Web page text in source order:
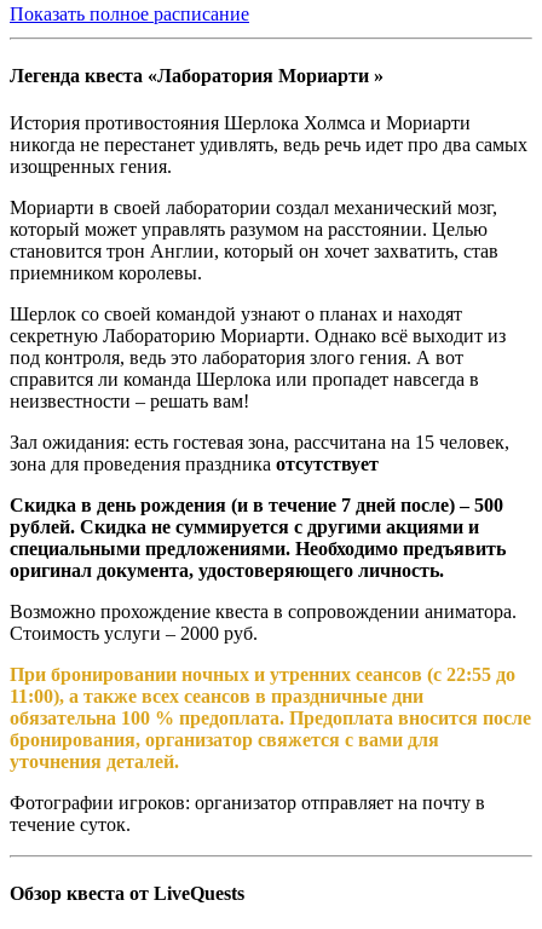
Показать полное расписание
Легенда квеста «Лаборатория Мориарти »
История противостояния Шерлока Холмса и Мориарти
никогда не перестанет удивлять, ведь речь идет про два самых
изощренных гения.
Мориарти в своей лаборатории создал механический мозг,
который может управлять разумом на расстоянии. Целью
становится трон Англии, который он хочет захватить, став
приемником королевы.
Шерлок со своей командой узнают о планах и находят
секретную Лабораторию Мориарти. Однако всё выходит из
под контроля, ведь это лаборатория злого гения. А вот
справится ли команда Шерлока или пропадет навсегда в
неизвестности – решать вам!
Зал ожидания: есть гостевая зона, рассчитана на 15 человек,
зона для проведения праздника отсутствует
Скидка в день рождения (и в течение 7 дней после) – 500
рублей. Скидка не суммируется с другими акциями и
специальными предложениями. Необходимо предъявить
оригинал документа, удостоверяющего личность.
Возможно прохождение квеста в сопровождении аниматора.
Стоимость услуги – 2000 руб.
При бронировании ночных и утренних сеансов (с 22:55 до
11:00), а также всех сеансов в праздничные дни
обязательна 100 % предоплата. Предоплата вносится после
бронирования, организатор свяжется с вами для
уточнения деталей.
Фотографии игроков: организатор отправляет на почту в
течение суток.
Обзор квеста от LiveQuests